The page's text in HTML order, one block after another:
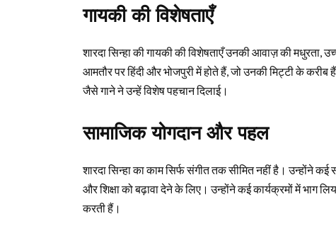
गायकी की विशेषताएँ
शारदा सिन्‍हा की गायकी की विशेषताएँ उनकी आवाज़ की मधुरता,
आमतौर पर हिंदी और भोजपुरी में होते हैं, जो उनकी मिट्टी के करीब
जैसे गाने ने उन्हें विशेष पहचान दिलाई।
सामाजिक योगदान और पहल
शारदा सिन्‍हा का काम सिर्फ संगीत तक सीमित नहीं है। उन्होंने
और शिक्षा को बढ़ावा देने के लिए। उन्होंने कई कार्यक्रमों में भाग
करती हैं।